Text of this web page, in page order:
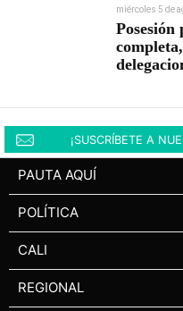
miércoles 5 de
Posesión
¡SUSCRÍBETE A
PAUTA AQUÍ
POLÍTICA
CALI
REGIONAL